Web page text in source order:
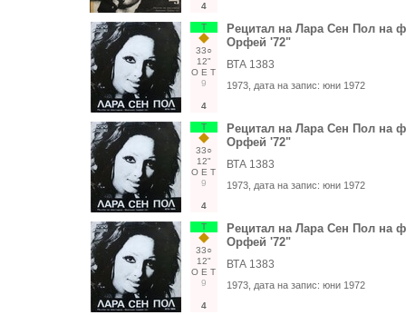
4
Т
33○
12"
О Е Т
9
4
Рецитал на Лара Сен Пол на
Орфей '72"
ВТА 1383
1973 , дата на запис: юни 1972
Т
33○
12"
О Е Т
9
4
Рецитал на Лара Сен Пол на
Орфей '72"
ВТА 1383
1973 , дата на запис: юни 1972
Т
33○
12"
О Е Т
9
4
Рецитал на Лара Сен Пол на
Орфей '72"
ВТА 1383
1973 , дата на запис: юни 1972